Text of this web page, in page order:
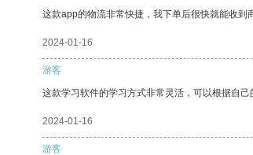
这款app的物流非常快捷，我下单后很快就能收到
2024-01-16
游客
这款学习软件的学习方式非常灵活，可以根据自
2024-01-16
游客